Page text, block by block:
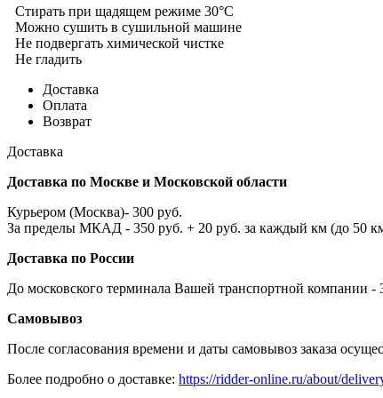
Стирать при щадящем режиме 30°С
Можно сушить в сушильной машине
Не подвергать химической чистке
Не гладить
Доставка
Оплата
Возврат
Доставка
Доставка по Москве и Московской области
Курьером (Москва)- 300 руб.
За пределы МКАД - 350 руб. + 20 руб. за каждый км (до 50
Доставка по России
До московского терминала Вашей транспортной компании
Самовывоз
После согласования времени и даты самовывоз заказа
Более подробно о доставке: https://ridder-online.ru/about/